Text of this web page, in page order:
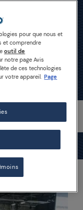
pour que nous et
et comprendre
outil de
notre page Avis
de ces technologies
votre appareil. Page